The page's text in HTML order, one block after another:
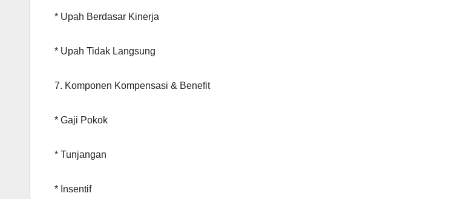
* Upah Berdasar Kinerja
* Upah Tidak Langsung
7. Komponen Kompensasi & Benefit
* Gaji Pokok
* Tunjangan
* Insentif